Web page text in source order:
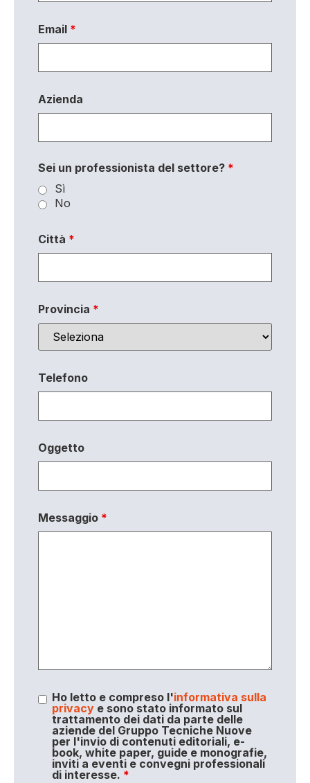
Email *
Azienda
Sei un professionista del settore? *
Sì
No
Città *
Provincia *
Telefono
Oggetto
Messaggio *
Ho letto e compreso l'informativa sulla
privacye sono stato informato sul
trattamento dei dati da parte delle
aziende del Gruppo Tecniche Nuove
per l'invio di contenuti editoriali, e-
book, white paper, guide e monografie,
inviti a eventi e convegni professionali
di interesse. *